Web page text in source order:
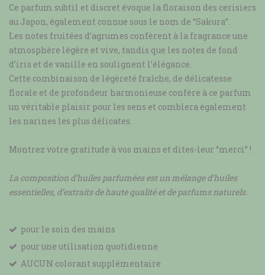
Ce parfum subtil et discret évoque la floraison des cerisiers
au Japon, également connue sous le nom de “Sakura”.
Les notes fruitées d’agrumes confèrent à la fragrance une
atmosphère légère et vive, tandis que les notes de fond
d’iris et de vanille en soulignent l’élégance.
Cette combinaison de légèreté fraîche, de délicatesse
florale et de profondeur harmonieuse confère à ce parfum
un véritable plaisir pour les sens et comblera également
les narines les plus délicates.
Montrez votre gratitude à vos mains et dites-leur “merci” !
La composition d’huiles parfumées est un mélange d’huiles
essentielles, d’extraits de haute qualité et de parfums naturels.
pour le soin des mains
pour une utilisation quotidienne
AUCUN colorant supplémentaire